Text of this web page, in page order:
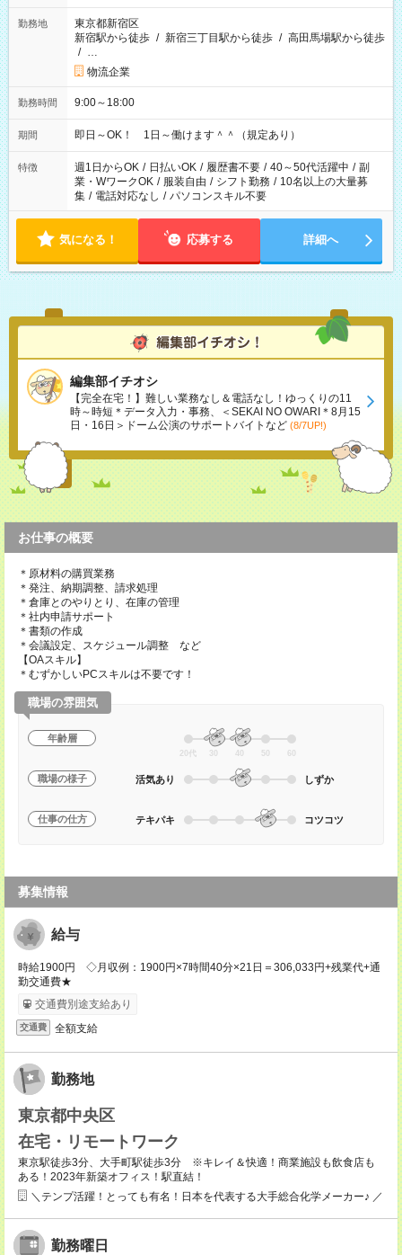
勤務地
東京都新宿区
新宿駅から徒歩 / 新宿三丁目駅から徒歩 / 高田馬場駅から徒歩
/ …
物流企業
勤務時間 9:00～18:00
期間 即日～OK！ 1日～働けます＾＾（規定あり）
特徴 週1日からOK / 日払いOK / 履歴書不要 / 40～50代活躍中 / 副
業・WワークOK / 服装自由 / シフト勤務 / 10名以上の大量募
集 / 電話対応なし / パソコンスキル不要
気になる！ 応募する 詳細へ
編集部イチオシ
【完全在宅！】難しい業務なし＆電話なし！ゆっくりの11
時～時短＊データ入力・事務、＜SEKAI NO OWARI＊8月15
日・16日＞ドーム公演のサポートバイトなど (8/7UP!)
お仕事の概要
＊原材料の購買業務
＊発注、納期調整、請求処理
＊倉庫とのやりとり、在庫の管理
＊社内申請サポート
＊書類の作成
＊会議設定、スケジュール調整 など
【OAスキル】
＊むずかしいPCスキルは不要です！
職場の雰囲気
年齢層
20代 30 40 50 60
職場の様子 活気あり しずか
仕事の仕方 テキパキ コツコツ
募集情報
給与
時給1900円 ◇月収例：1900円×7時間40分×21日＝306,033円+残業代+通
勤交通費★
交通費別途支給あり
交通費 全額支給
勤務地
東京都中央区
在宅・リモートワーク
東京駅徒歩3分、大手町駅徒歩3分 ※キレイ＆快適！商業施設も飲食店も
ある！2023年新築オフィス！駅直結！
＼テンプ活躍！とっても有名！日本を代表する大手総合化学メーカー♪ ／
勤務曜日